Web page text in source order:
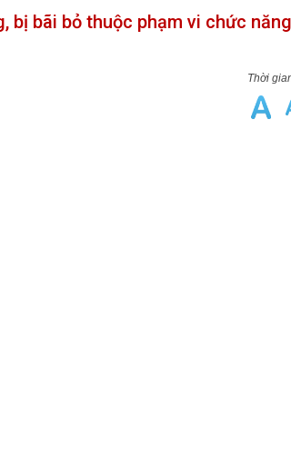
bị bãi bỏ thuộc phạm vi chức